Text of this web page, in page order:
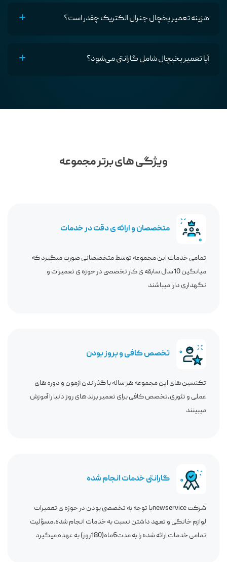
هزینه تعمیر یخچال جنرال الکتریک چقدر است؟
آیا تعمیر یخیچال شامل گارانتی می‌شود؟
ویژگی های برتر مجموعه
متخصصان و ارائه ی دقت در خدمات
تمامی خدمات این مجموعه توسط متخصصانی صورت میگیرد که
میانگین 10سال سابقه ی کار تخصصی در حوزه ی تعمیرات و
نگهداری دارا میباشند
تخصص کافی و بروز بودن
تکنسین های این مجموعه هر ساله با گذراندن آزمون و دوره های
عملی و تئوری،تخصص کافی برای تعمیر برند های روز دنیا را آموزش
میبینند
گارانتی خدمات انجام شده
شرکت newserviceبا توجه به تخصصی بودن در حوزه ی تعمیرات
لوازم خانگی و تعهد داشتن نسبت به خدمات انجام شده،مسؤلیت
تمامی خدمات ارائه شده را به مدت6ماه(180روز) به عهده میگیرد